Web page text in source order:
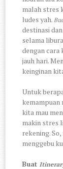
malah stres
ludes yah.
destinasi
selama
dengan cara
jauh hari.
keinginan
Untuk
kemampuan
kita mau
makin stres
rekening.
menggebu
Buat